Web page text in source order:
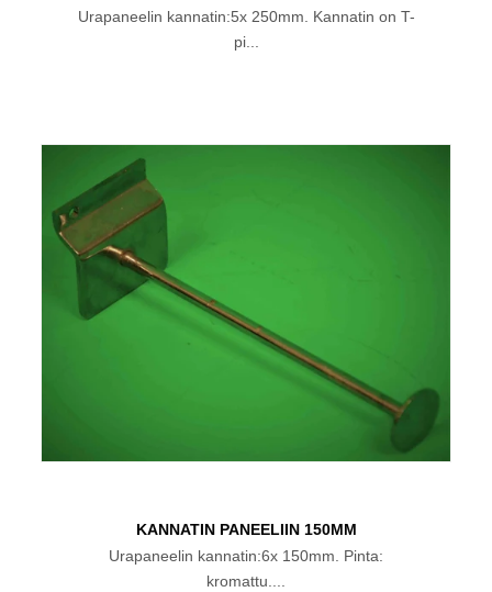
Urapaneelin kannatin:5x 250mm. Kannatin on T-
pi...
KANNATIN PANEELIIN 150MM
Urapaneelin kannatin:6x 150mm. Pinta:
kromattu....